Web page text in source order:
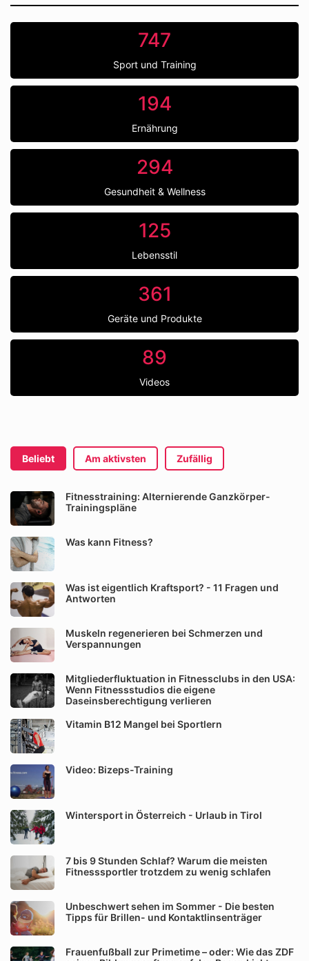
747
Sport und Training
194
Ernährung
294
Gesundheit & Wellness
125
Lebensstil
361
Geräte und Produkte
89
Videos
Beliebt Am aktivsten Zufällig
Fitnesstraining: Alternierende Ganzkörper-
Trainingspläne
Was kann Fitness?
Was ist eigentlich Kraftsport? - 11 Fragen und
Antworten
Muskeln regenerieren bei Schmerzen und
Verspannungen
Mitgliederfluktuation in Fitnessclubs in den USA:
Wenn Fitnessstudios die eigene
Daseinsberechtigung verlieren
Vitamin B12 Mangel bei Sportlern
Video: Bizeps-Training
Wintersport in Österreich - Urlaub in Tirol
7 bis 9 Stunden Schlaf? Warum die meisten
Fitnesssportler trotzdem zu wenig schlafen
Unbeschwert sehen im Sommer - Die besten
Tipps für Brillen- und Kontaktlinsenträger
Frauenfußball zur Primetime – oder: Wie das ZDF